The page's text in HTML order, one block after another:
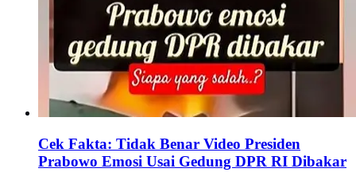
Cek Fakta: Tidak Benar Video Presiden
Prabowo Emosi Usai Gedung DPR RI Dibakar